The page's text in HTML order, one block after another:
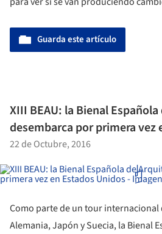
Guarda este artículo
XIII BEAU: la Bienal
desembarca por primera vez
22 de Octubre, 2016
Como parte de un tour internacional
Alemania, Japón y Suecia, la Bienal